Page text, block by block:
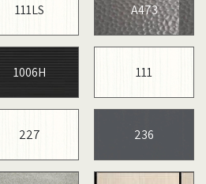
A473
111LS
111
1006H
236
227